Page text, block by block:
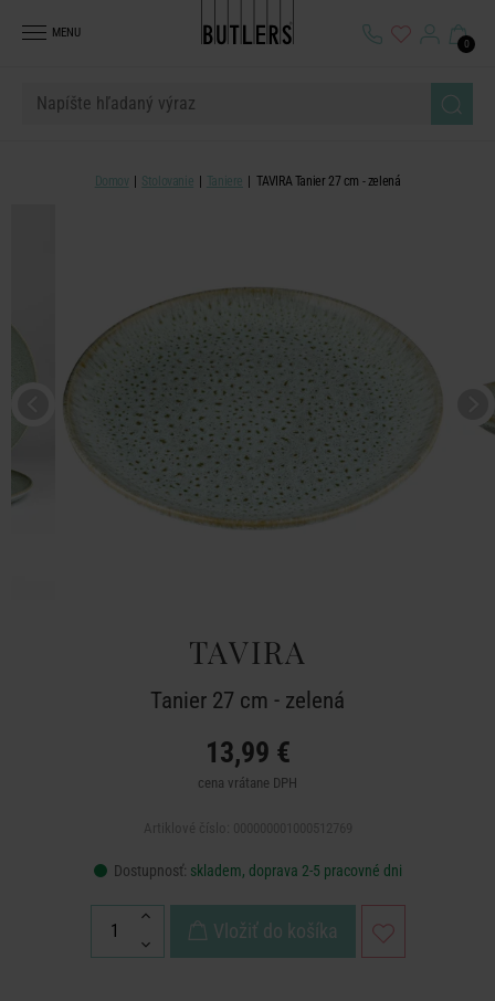
MENU
0
Domov Stolovanie Taniere TAVIRA Tanier 27 cm - zelená
TAVIRA
Tanier 27 cm - zelená
13,99 €
cena vrátane DPH
Dostupnosť: skladem, doprava 2-5 pracovné dni
Vložiť do košíka